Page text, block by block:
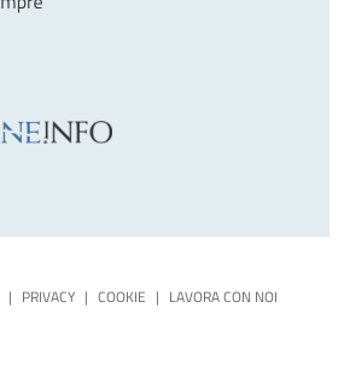
| PRIVACY | COOKIE | LAVORA CON NOI